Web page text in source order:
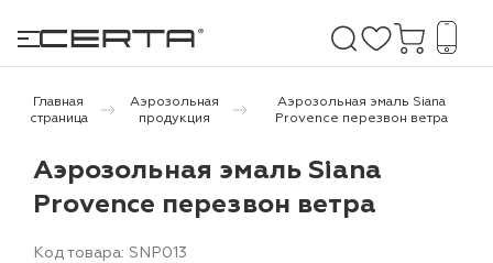
покрытия
и дачи
Главная
страница
Аэрозольная
продукция
Аэрозольная эмаль Siana
Provence перезвон ветра
Аэрозольная эмаль Siana
Provence перезвон ветра
Код товара: SNP013